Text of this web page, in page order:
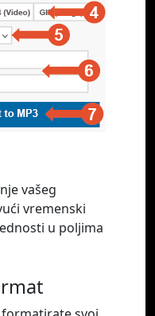
vašeg
vremenski
u poljima